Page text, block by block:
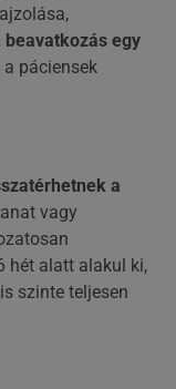
beavatkozás egy
páciensek
a
vagy
hét alatt alakul ki,
szinte teljesen